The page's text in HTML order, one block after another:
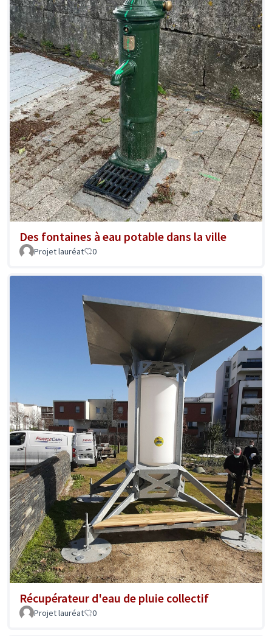
Des fontaines à eau potable dans la ville
Projet lauréat 0
Récupérateur d'eau de pluie collectif
Projet lauréat 0